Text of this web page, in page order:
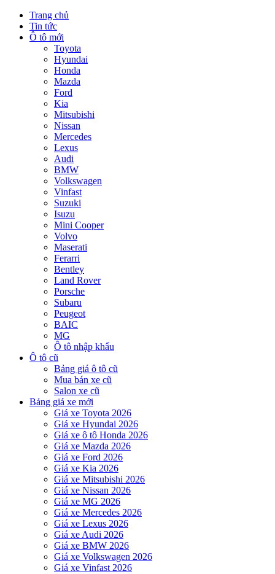
Trang chủ
Tin tức
Ô tô mới
Toyota
Hyundai
Honda
Mazda
Ford
Kia
Mitsubishi
Nissan
Mercedes
Lexus
Audi
BMW
Volkswagen
Vinfast
Suzuki
Isuzu
Mini Cooper
Volvo
Maserati
Ferarri
Bentley
Land Rover
Porsche
Subaru
Peugeot
BAIC
MG
Ô tô nhập khẩu
Ô tô cũ
Bảng giá ô tô cũ
Mua bán xe cũ
Salon xe cũ
Bảng giá xe mới
Giá xe Toyota 2026
Giá xe Hyundai 2026
Giá xe ô tô Honda 2026
Giá xe Mazda 2026
Giá xe Ford 2026
Giá xe Kia 2026
Giá xe Mitsubishi 2026
Giá xe Nissan 2026
Giá xe MG 2026
Giá xe Mercedes 2026
Giá xe Lexus 2026
Giá xe Audi 2026
Giá xe BMW 2026
Giá xe Volkswagen 2026
Giá xe Vinfast 2026